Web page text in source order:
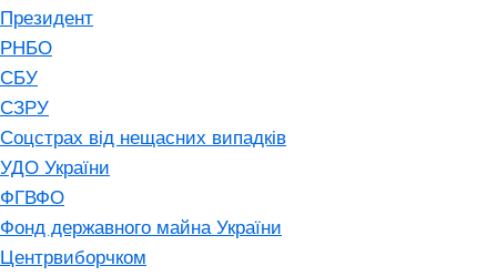
Президент
РНБО
СБУ
СЗРУ
Соцстрах від нещасних випадків
УДО України
ФГВФО
Фонд державного майна України
Центрвиборчком